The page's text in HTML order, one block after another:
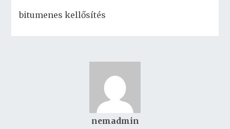
bitumenes kellősítés
nemadmin